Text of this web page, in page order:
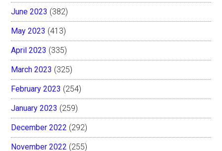
June 2023 (382)
May 2023 (413)
April 2023 (335)
March 2023 (325)
February 2023 (254)
January 2023 (259)
December 2022 (292)
November 2022 (255)